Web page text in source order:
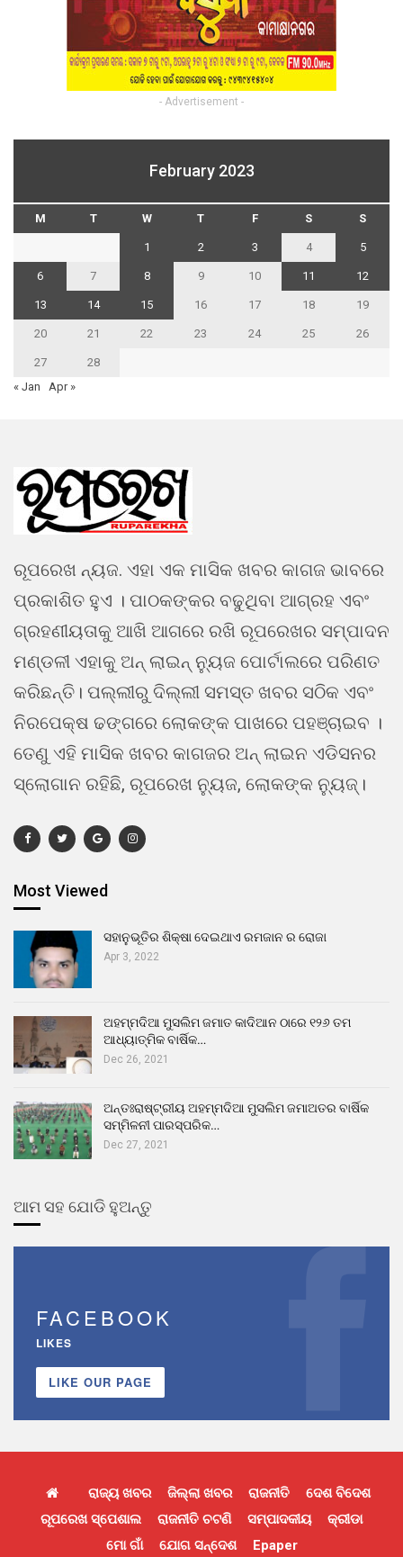
- Advertisement -
February 2023
M T W T F S S
1 2 3 4 5
6 7 8 9 10 11 12
13 14 15 16 17 18 19
20 21 22 23 24 25 26
27
28
« Jan
Apr »
ରୂପରେଖ ନ୍ୟଜ. ଏହା ଏକ ମାସିକ ଖବର କାଗଜ ଭାବରେ
ପ୍ରକାଶିତ ହୁଏ । ପାଠକଙ୍କର ବଢୁଥିବା ଆଗ୍ରହ ଏବଂ
ଗ୍ରହଣୀୟତାକୁ ଆଖି ଆଗରେ ରଖି ରୂପରେଖର ସମ୍ପାଦନ
ମଣ୍ଡଳୀ ଏହାକୁ ଅନ୍ ଲାଇନ୍ ନ୍ୟୁଜ ପୋର୍ଟାଲରେ ପରିଣତ
କରିଛନ୍ତି। ପଲ୍ଲୀରୁ ଦିଲ୍ଲୀ ସମସ୍ତ ଖବର ସଠିକ ଏବଂ
ନିରପେକ୍ଷ ଢଙ୍ଗରେ ଲୋକଙ୍କ ପାଖରେ ପହଞ୍ଚାଇବ ।
ତେଣୁ ଏହି ମାସିକ ଖବର କାଗଜର ଅନ୍ ଲାଇନ ଏଡିସନର
ସ୍ଲୋଗାନ ରହିଛି, ରୂପରେଖ ନ୍ୟୁଜ, ଲୋକଙ୍କ ନ୍ୟୁଜ୍।
Most Viewed
ସହାନୁଭୂତିର ଶିକ୍ଷା ଦେଇଥାଏ ରମଜାନ ର ରୋଜା
Apr 3, 2022
ଅହମ୍ମଦିଆ ମୁସଲିମ ଜମାତ କାଦିଆନ ଠାରେ ୧୨୬ ତମ
ଆଧ୍ୟାତ୍ମିକ ବାର୍ଷିକ…
Dec 26, 2021
ଅନ୍ତଃରାଷ୍ଟ୍ରୀୟ ଅହମ୍ମଦିଆ ମୁସଲିମ ଜମାଅତର ବାର୍ଷିକ
ସମ୍ମିଳନୀ ପାରସ୍ପରିକ…
Dec 27, 2021
ଆମ ସହ ଯୋଡି ହୁଅନ୍ତୁ
FACEBOOK
LIKES
LIKE OUR PAGE
ରାଜ୍ୟ ଖବର ଜିଲ୍ଲା ଖବର ରାଜନୀତି
ଦେଶ ବିଦେଶ
ରୂପରେଖ ସ୍ପେଶାଲ
ରାଜନୀତି ଚଟଣି ସମ୍ପାଦକୀୟ
କ୍ରୀଡା
ମୋ ଗାଁ
ଯୋଗ ସନ୍ଦେଶ Epaper